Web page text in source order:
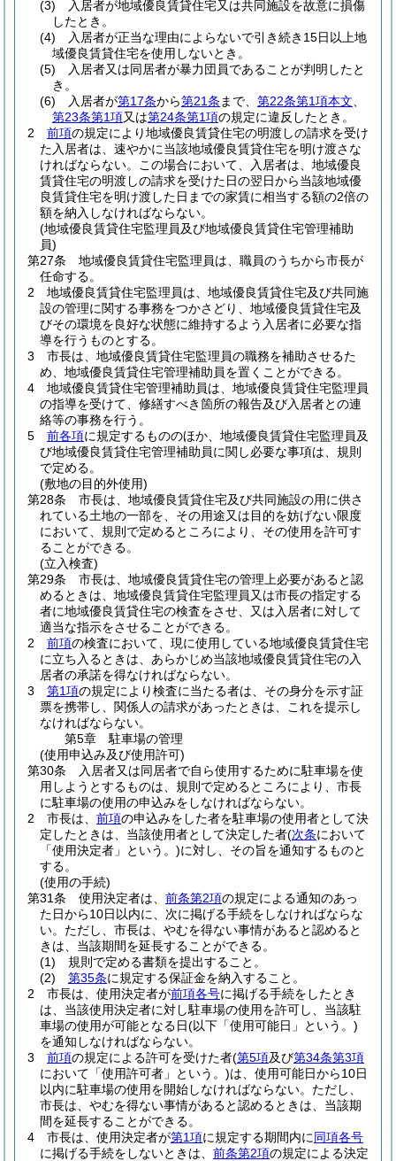
(3)
入居者が地域優良賃貸住宅又は共同施設を故意に損傷
したとき。
(4)
入居者が正当な理由によらないで引き続き15日以上地
域優良賃貸住宅を使用しないとき。
(5)
入居者又は同居者が暴力団員であることが判明したと
き。
(6)
入居者が第17条から第21条 まで、 第22条第1項本文
第23条第1項又は第24条第1項の規定に違反したとき。
2
前項の規定により地域優良賃貸住宅の明渡しの請求を受け
た入居者は、速やかに当該地域優良賃貸住宅を明け渡さな
ければならない。
この場合において、入居者は、地域優良
賃貸住宅の明渡しの請求を受けた日の翌日から当該地域優
良賃貸住宅を明け渡した日までの家賃に相当する額の2倍の
額を納入しなければならない。
(地域優良賃貸住宅監理員及び地域優良賃貸住宅管理補助
員)
第27条
地域優良賃貸住宅監理員は、職員のうちから市長が
任命する。
2
地域優良賃貸住宅監理員は、地域優良賃貸住宅及び共同施
設の管理に関する事務をつかさどり、地域優良賃貸住宅及
びその環境を良好な状態に維持するよう入居者に必要な指
導を行うものとする。
3
市長は、地域優良賃貸住宅監理員の職務を補助させるた
め、地域優良賃貸住宅管理補助員を置くことができる。
4
地域優良賃貸住宅管理補助員は、地域優良賃貸住宅監理員
の指導を受けて、修繕すべき箇所の報告及び入居者との連
絡等の事務を行う。
5
前各項に規定するもののほか、地域優良賃貸住宅監理員及
び地域優良賃貸住宅管理補助員に関し必要な事項は、規則
で定める。
(敷地の目的外使用)
第28条
市長は、地域優良賃貸住宅及び共同施設の用に供さ
れている土地の一部を、その用途又は目的を妨げない限度
において、規則で定めるところにより、その使用を許可す
ることができる。
(立入検査)
第29条
市長は、地域優良賃貸住宅の管理上必要があると認
めるときは、地域優良賃貸住宅監理員又は市長の指定する
者に地域優良賃貸住宅の検査をさせ、又は入居者に対して
適当な指示をさせることができる。
2
前項の検査において、現に使用している地域優良賃貸住宅
に立ち入るときは、あらかじめ当該地域優良賃貸住宅の入
居者の承諾を得なければならない。
3
第1項の規定により検査に当たる者は、その身分を示す証
票を携帯し、関係人の請求があったときは、これを提示し
なければならない。
第5章
駐車場の管理
(使用申込み及び使用許可)
第30条
入居者又は同居者で自ら使用するために駐車場を使
用しようとするものは、規則で定めるところにより、市長
に駐車場の使用の申込みをしなければならない。
2
市長は、 前項の申込みをした者を駐車場の使用者として決
定したときは、当該使用者として決定した者(次条において
「使用決定者」という。)に対し、その旨を通知するものと
する。
(使用の手続)
第31条
使用決定者は、 前条第2項の規定による通知のあっ
た日から10日以内に、次に掲げる手続をしなければならな
い。 ただし、市長は、やむを得ない事情があると認めると
きは、当該期間を延長することができる。
(1)
規則で定める書類を提出すること。
(2)
第35条に規定する保証金を納入すること。
2
市長は、使用決定者が前項各号に掲げる手続をしたとき
は、当該使用決定者に対し駐車場の使用を許可し、当該駐
車場の使用が可能となる日(以下「使用可能日」という。)
を通知しなければならない。
3
前項の規定による許可を受けた者(第5項及び第34条第3項
において「使用許可者」という。)は、使用可能日から10日
以内に駐車場の使用を開始しなければならない。 ただし、
市長は、やむを得ない事情があると認めるときは、当該期
間を延長することができる。
4
市長は、使用決定者が第1項に規定する期間内に同項各号
に掲げる手続をしないときは、 前条第2項の規定による決定